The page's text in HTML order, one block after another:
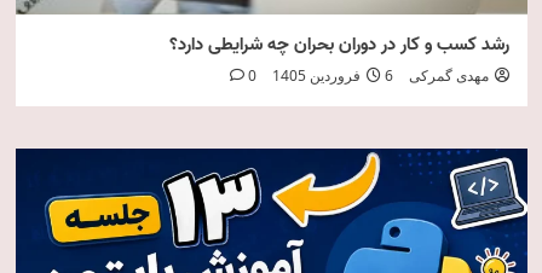
رشد کسب و کار در دوران بحران چه شرایطی دارد؟
مهدی گمرکی 6 فروردین 1405 0